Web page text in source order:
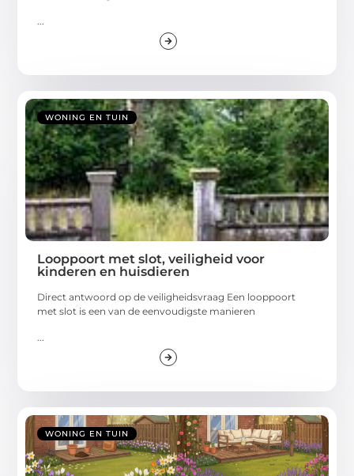
WONING EN TUIN
Looppoort met slot, veiligheid voor
kinderen en huisdieren
Direct antwoord op de veiligheidsvraag Een looppoort
met slot is een van de eenvoudigste manieren
WONING EN TUIN